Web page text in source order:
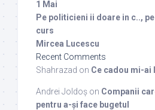
1 Mai
Pe politicieni ii doare in c..,
curs
Mircea Lucescu
Recent Comments
Shahrazad on Ce cadou mi-ai
Andrei Joldoș on Companii
pentru a-și face bugetul